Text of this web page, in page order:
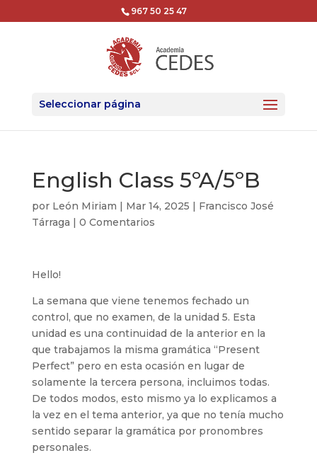
967 50 25 47
Seleccionar página
English Class 5ºA/5ºB
por León Miriam | Mar 14, 2025 | Francisco José
Tárraga | 0 Comentarios
Hello!
La semana que viene tenemos fechado un
control, que no examen, de la unidad 5. Esta
unidad es una continuidad de la anterior en la
que trabajamos la misma gramática “Present
Perfect” pero en esta ocasión en lugar de
solamente la tercera persona, incluimos todas.
De todos modos, esto mismo ya lo explicamos a
la vez en el tema anterior, ya que no tenía mucho
sentido separar la gramática por pronombres
personales.